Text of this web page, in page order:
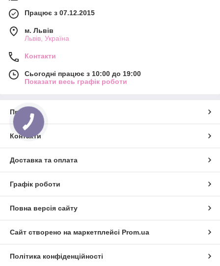
Працює з 07.12.2015
м. Львів
Львів, Україна
Контакти
Сьогодні працює з 10:00 до 19:00
Показати весь графік роботи
Про нас
Контакти
Доставка та оплата
Графік роботи
Повна версія сайту
Сайт створено на маркетплейсі Prom.ua
Політика конфіденційності